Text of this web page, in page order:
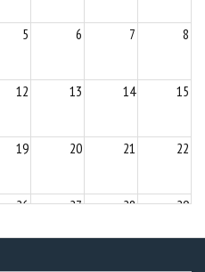
5 6 7 8
12 13 14 15
19 20 21 22
26 27 28 29